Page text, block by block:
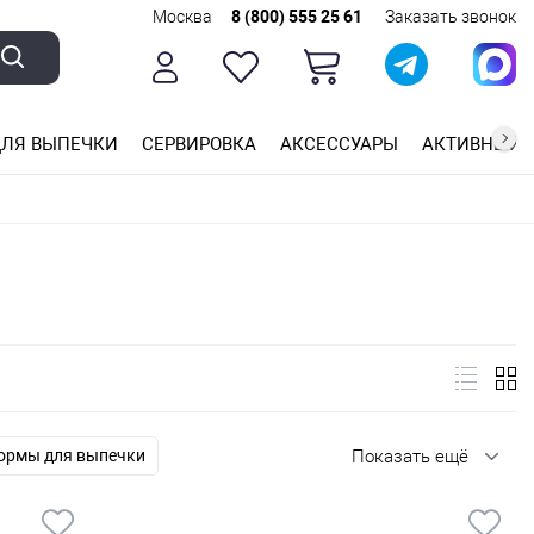
Москва 8 (800) 555 25 61 Заказать звонок
ВЫПЕЧКИ СЕРВИРОВКА АКСЕССУАРЫ АКТИВНЫЙ
для выпечки
Инвентарь для кондитеров
Показать ещё